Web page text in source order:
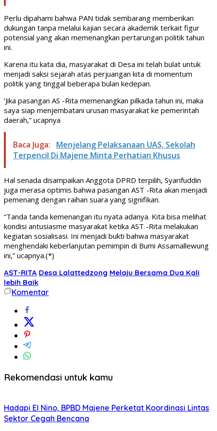
Perlu dipahami bahwa PAN tidak sembarang memberikan
dukungan tanpa melalui kajian secara akademik terkait figur
potensial yang akan memenangkan pertarungan politik tahun
ini.
Karena itu kata dia, masyarakat di Desa ini telah bulat untuk
menjadi saksi sejarah atas perjuangan kita di momentum
politik yang tinggal beberapa bulan kedepan.
‘Jika pasangan AS -Rita memenangkan pilkada tahun ini, maka
saya siap menjembatani urusan masyarakat ke pemerintah
daerah,” ucapnya
Baca Juga:
Menjelang Pelaksanaan UAS, Sekolah
Terpencil Di Majene Minta Perhatian Khusus
Hal senada disampaikan Anggota DPRD terpilih, Syarifuddin
juga merasa optimis bahwa pasangan AST -Rita akan menjadi
pemenang dengan raihan suara yang signifikan.
“Tanda tanda kemenangan itu nyata adanya. Kita bisa melihat
kondisi antusiasme masyarakat ketika AST -Rita melakukan
kegiatan sosialisasi. Ini menjadi bukti bahwa masyarakat
menghendaki keberlanjutan pemimpin di Bumi Assamallewung
ini,” ucapnya.(*)
AST-RITA Desa Lalattedzong Melaju Bersama Dua Kali
lebih Baik
Komentar
Rekomendasi untuk kamu
Hadapi El Nino, BPBD Majene Perketat Koordinasi Lintas
Sektor Cegah Bencana